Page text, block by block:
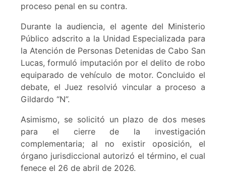
proceso penal en su contra.
Durante la audiencia, el agente del Ministerio
Público adscrito a la Unidad Especializada para
la Atención de Personas Detenidas de Cabo San
Lucas, formuló imputación por el delito de robo
equiparado de vehículo de motor. Concluido el
debate, el Juez resolvió vincular a proceso a
Gildardo “N”.
Asimismo, se solicitó un plazo de dos meses
para el cierre de la investigación
complementaria; al no existir oposición, el
órgano jurisdiccional autorizó el término, el cual
fenece el 26 de abril de 2026.